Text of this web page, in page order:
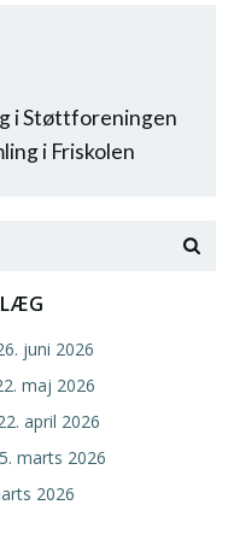
i Støttforeningen
i Friskolen
juni 2026
maj 2026
april 2026
marts 2026
2026